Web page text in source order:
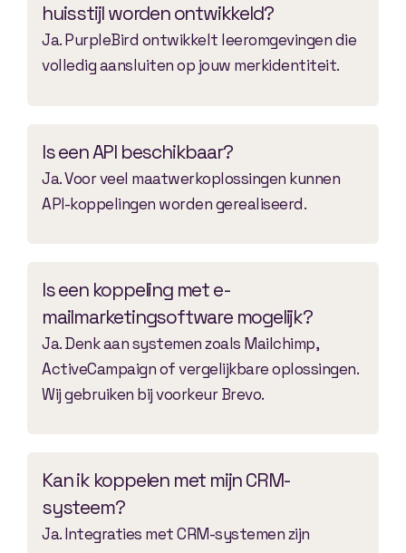
huisstijl worden ontwikkeld?
Ja. PurpleBird ontwikkelt leeromgevingen die
volledig aansluiten op jouw merkidentiteit.
Is een API beschikbaar?
Ja. Voor veel maatwerkoplossingen kunnen
API-koppelingen worden gerealiseerd.
Is een koppeling met e-
mailmarketingsoftware mogelijk?
Ja. Denk aan systemen zoals Mailchimp,
ActiveCampaign of vergelijkbare oplossingen.
Wij gebruiken bij voorkeur Brevo.
Kan ik koppelen met mijn CRM-
systeem?
Ja. Integraties met CRM-systemen zijn